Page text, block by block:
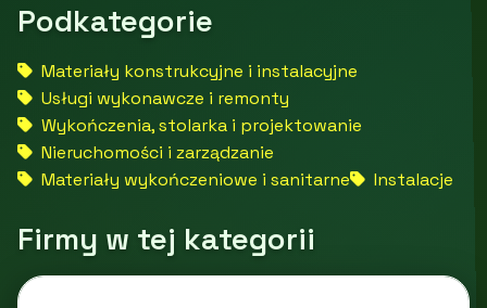
Podkategorie
Materiały konstrukcyjne i instalacyjne
Usługi wykonawcze i remonty
Wykończenia, stolarka i projektowanie
Nieruchomości i zarządzanie
Materiały wykończeniowe i sanitarne
Instalacje
Firmy w tej kategorii